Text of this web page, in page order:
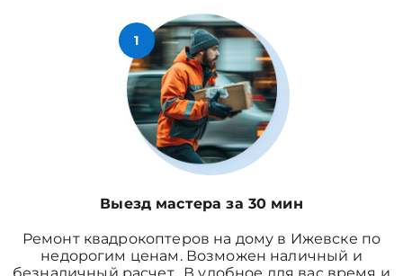
1
Выезд мастера за 30 мин
Ремонт квадрокоптеров на дому в Ижевске по
недорогим ценам. Возможен наличный и